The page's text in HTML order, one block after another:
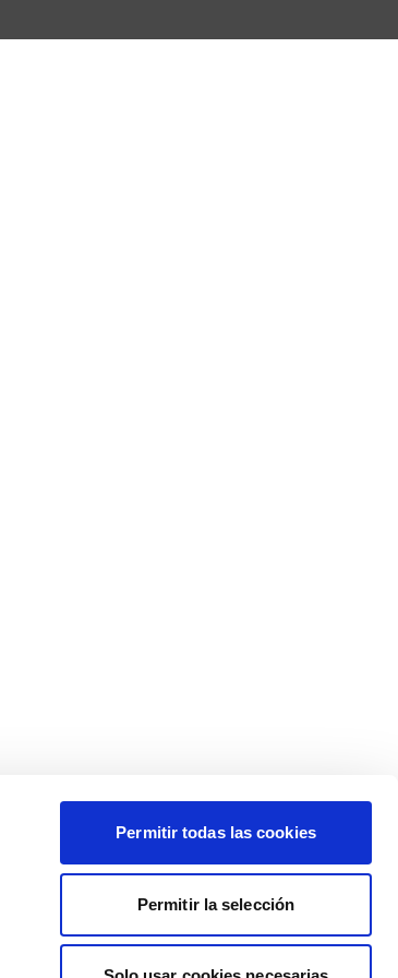
Permitir todas las cookies
Permitir la selección